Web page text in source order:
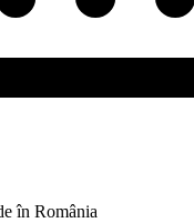
în România